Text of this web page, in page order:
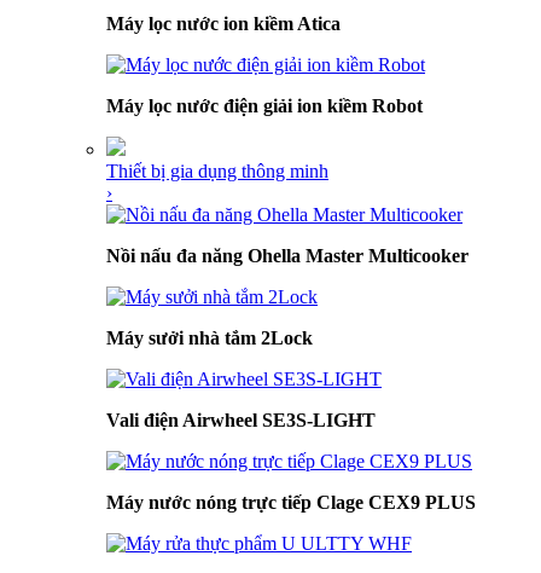
Máy lọc nước ion kiềm Atica
Máy lọc nước điện giải ion kiềm Robot
Thiết bị gia dụng thông minh
›
Nồi nấu đa năng Ohella Master Multicooker
Máy sưởi nhà tắm 2Lock
Vali điện Airwheel SE3S-LIGHT
Máy nước nóng trực tiếp Clage CEX9 PLUS